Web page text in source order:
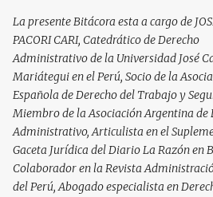
La presente Bitácora esta a cargo de
PACORI CARI, Catedrático de Derecho
Administrativo de la Universidad José
Mariátegui en el Perú, Socio de la
Española de Derecho del Trabajo y
Miembro de la Asociación Argentina de
Administrativo, Articulista en el
Gaceta Jurídica del Diario La Razón en
Colaborador en la Revista
del Perú, Abogado especialista en